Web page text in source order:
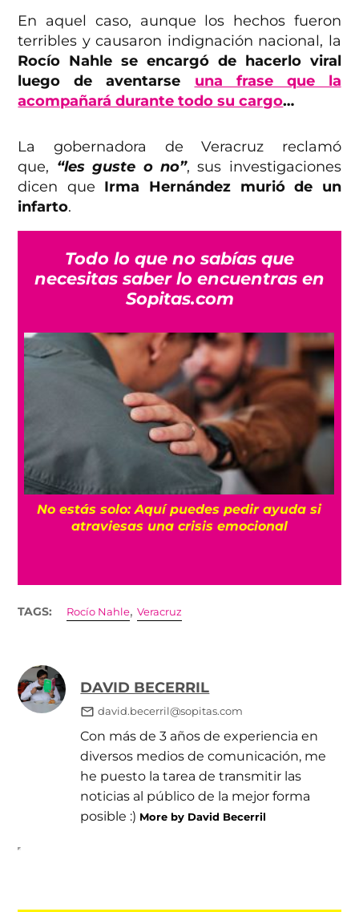
En aquel caso, aunque los hechos fueron
terribles y causaron indignación nacional, la
Rocío Nahle se encargó de hacerlo viral
luego de aventarse una frase que la
acompañará durante todo su cargo…
La gobernadora de Veracruz reclamó
que, “les guste o no”, sus investigaciones
dicen que Irma Hernández murió de un
infarto.
Todo lo que no sabías que
necesitas saber lo encuentras en
Sopitas.com
No estás solo: Aquí puedes pedir ayuda si
atraviesas una crisis emocional
TAGS: Rocío Nahle,Veracruz
DAVID BECERRIL
david.becerril@sopitas.com
Con más de 3 años de experiencia en
diversos medios de comunicación, me
he puesto la tarea de transmitir las
noticias al público de la mejor forma
posible :) More by David Becerril